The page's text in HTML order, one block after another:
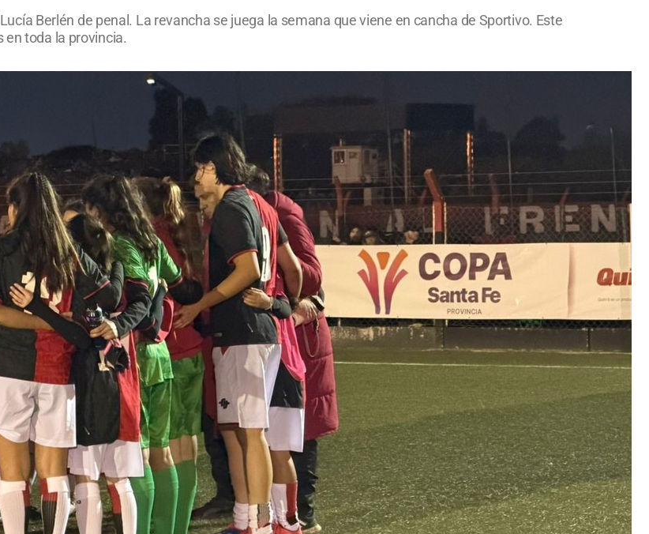
Berlén de penal. La revancha se juega la semana que viene en cancha de Sportivo. Este
en toda la provincia.